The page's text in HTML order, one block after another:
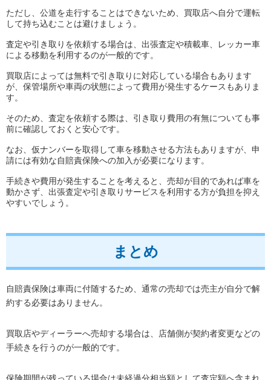
ただし、公道を走行することはできないため、買取店へ自分で運転
して持ち込むことは避けましょう。
査定や引き取りを依頼する場合は、出張査定や積載車、レッカー車
による移動を利用するのが一般的です。
買取店によっては無料で引き取りに対応している場合もあります
が、保管場所や車両の状態によって費用が発生するケースもありま
す。
そのため、査定を依頼する際は、引き取り費用の有無についても事
前に確認しておくと安心です。
なお、仮ナンバーを取得して車を移動させる方法もありますが、申
請には有効な自賠責保険への加入が必要になります。
手続きや費用が発生することを考えると、売却が目的であれば車を
動かさず、出張査定や引き取りサービスを利用する方が負担を抑え
やすいでしょう。
まとめ
自賠責保険は車両に付随するため、通常の売却では売主が自分で解
約する必要はありません。
買取店やディーラーへ売却する場合は、店舗側が契約者変更などの
手続きを行うのが一般的です。
保険期間が残っている場合は未経過分相当額として査定額へ含まれ